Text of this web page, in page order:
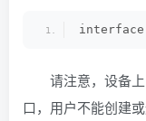
interface
请注意，设备
口，用户不能创建